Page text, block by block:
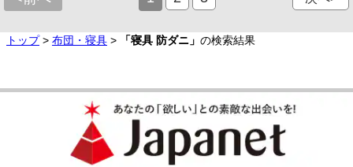
トップ> 布団・寝具 > 「寝具 防ダニ」 の検索結果